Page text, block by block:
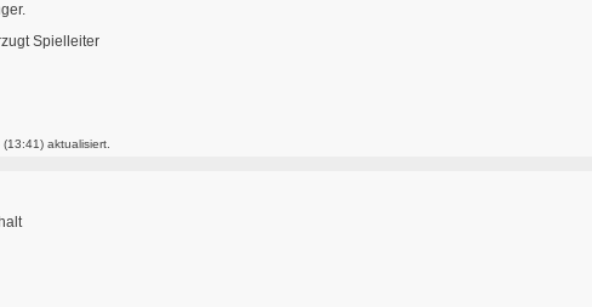
Spielleiter
aktualisiert.